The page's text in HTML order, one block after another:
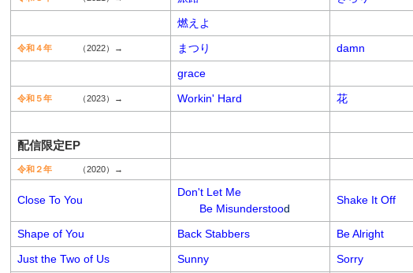
燃えよ
令和４年 （2022）→ まつり
damn
grace
令和５年 （2023）→ Workin' Hard 花
配信限定EP
令和２年 （2020）→
Close To You
Don't Let Me
Be Misunderstood
Shake It Off
Shape of You Back Stabbers
Be Alright
Just the Two of Us
Sunny
Sorry